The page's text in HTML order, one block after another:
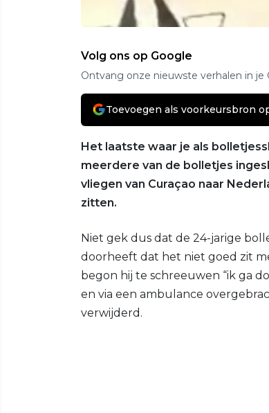
Volg ons op Google
Ontvang onze nieuwste verhalen in je
Toevoegen als voorkeursbron
Het laatste waar je als
meerdere van de bolletjes
vliegen van Curaçao naar
zitten.
Niet gek dus dat de 24-jarige
doorheeft dat het niet goed zit
begon hij te schreeuwen “ik ga
en via een ambulance
verwijderd.